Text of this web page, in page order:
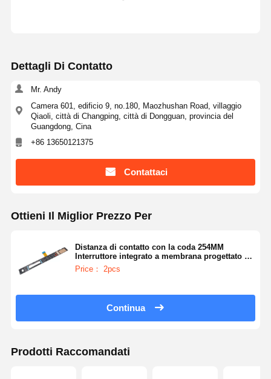
Dettagli Di Contatto
Mr. Andy
Camera 601, edificio 9, no.180, Maozhushan Road, villaggio
Qiaoli, città di Changping, città di Dongguan, provincia del
Guangdong, Cina
+86 13650121375
Contattaci
Ottieni Il Miglior Prezzo Per
Distanza di contatto con la coda 254MM
Interruttore integrato a membrana progettato su
misura ZIF o FPC Adatto a elettrodomestici e
dispositivi intelligenti
Price： 2pcs
Continua
Prodotti Raccomandati